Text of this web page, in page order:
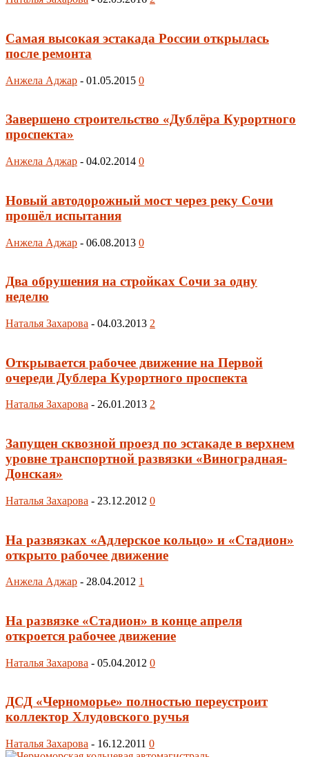
Самая высокая эстакада России открылась
после ремонта
Анжела Аджар - 01.05.2015 0
Завершено строительство «Дублёра Курортного
проспекта»
Анжела Аджар - 04.02.2014 0
Новый автодорожный мост через реку Сочи
прошёл испытания
Анжела Аджар - 06.08.2013 0
Два обрушения на стройках Сочи за одну
неделю
Наталья Захарова - 04.03.2013 2
Открывается рабочее движение на Первой
очереди Дублера Курортного проспекта
Наталья Захарова - 26.01.2013 2
Запущен сквозной проезд по эстакаде в верхнем
уровне транспортной развязки «Виноградная-
Донская»
Наталья Захарова - 23.12.2012 0
На развязках «Адлерское кольцо» и «Стадион»
открыто рабочее движение
Анжела Аджар - 28.04.2012 1
На развязке «Стадион» в конце апреля
откроется рабочее движение
Наталья Захарова - 05.04.2012 0
ДСД «Черноморье» полностью переустроит
коллектор Хлудовского ручья
Наталья Захарова - 16.12.2011 0